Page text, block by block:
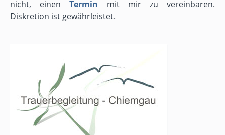
nicht, einenTermin mit mir zu vereinbaren.
Diskretion ist gewährleistet.